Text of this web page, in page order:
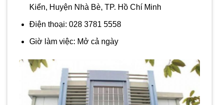
Kiển, Huyện Nhà Bè, TP. Hồ Chí Minh
Điện thoại: 028 3781 5558
Giờ làm việc: Mở cả ngày